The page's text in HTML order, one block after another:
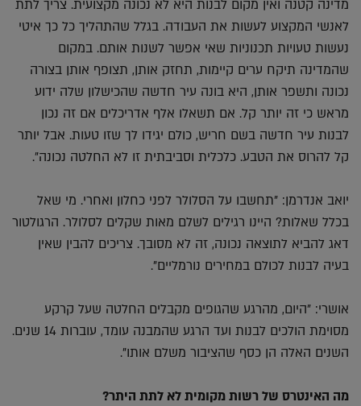
מדינה קטנה ואין מקום לבנות היא לא נכונה מקצועית. צריך לתת
לאנשי המקצוע לעשות את העבודה. בגלל שהתהליך כל כך איטי
נעשות טעויות תכנוניות שאי אפשר לשנות אותם. במקום
שהמדינה תיקח ערים קיימות, תחזק אותן, תצופף אותן בצורה
נכונה ותשפר אותן, היא בונה עיר חדשה שהכישלון שלה ידוע
מראש כי זה יותר קל. אם תשאלו אלף אדריכלים אם זה נכון
לבנות עיר חדשה בשם חריש, כולם יגידו לך שזו טעות. אבל יותר
קל להרוס את הטבע. כלכלית וסביבתית זו לא החלטה נכונה".
יואב אנדרמן: "תחשבו על הסלולר לפני כחלון ואחרי. מי שאל
בכלל שאלות? היינו רגילים לשלם מאות שקלים לסלולר. הרגולטור
דאג להביא לתוצאה נכונה, זה לא מסובך. צריכים להבין שאין
בעיה לבנות לכולם במחירים נורמליים".
אושרי: "היום, מהרגע שהגופים מקבלים החלטה שעל קרקע
מסוימת הולכים לבנות ועד הרגע שהמבנה עומד, עוברות 14 שנים.
השנים האלה הן כסף שהציבור משלם אותו".
מה האינטרס של רשות מקומית לא לתת היתר?